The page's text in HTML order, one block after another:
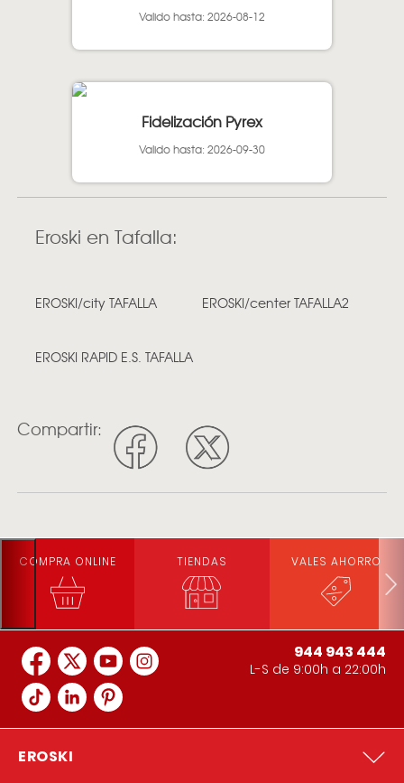
Valido hasta: 2026-08-12
Fidelización Pyrex
Valido hasta: 2026-09-30
Eroski en Tafalla:
EROSKI/city TAFALLA EROSKI/center TAFALLA2
EROSKI RAPID E.S. TAFALLA
Compartir:
COMPRA ONLINE TIENDAS VALES AHORRO
944 943 444
L-S de 9:00h a 22:00h
EROSKI